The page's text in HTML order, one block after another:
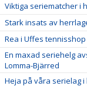
Viktiga seriematcher i
Stark insats av
Rea i Uffes tennisshop
En maxad seriehelg
Lomma-Bjärred
Heja på våra serielag i